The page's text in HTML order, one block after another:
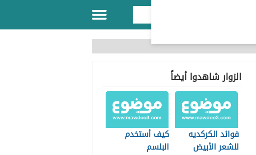
الزوار شاهدوا أيضاً
فوائد الكركديه
للشعر الأبيض
كيف أستخدم
البلسم